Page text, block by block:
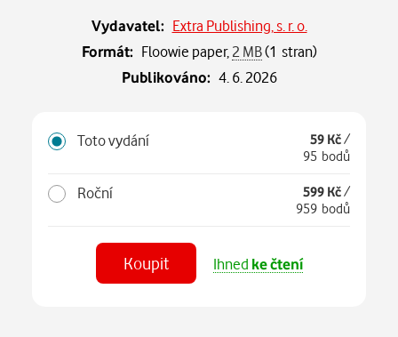
Vydavatel: Extra Publishing, s. r. o.
Formát: Floowie paper, 2 MB(1 stran)
Publikováno: 4. 6. 2026
Toto vydání 59 Kč/
95 bodů
Roční 599 Kč/
959 bodů
Koupit Ihned ke čtení